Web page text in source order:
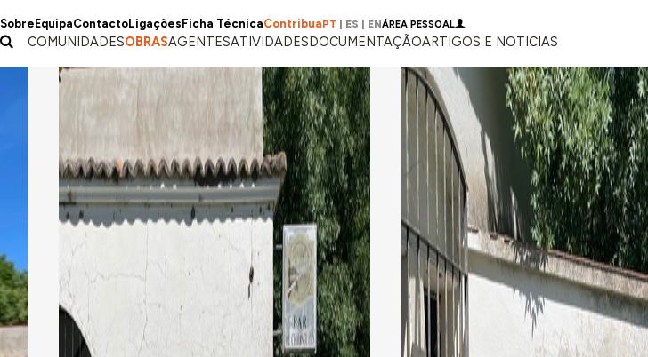
Sobre EquipaContactoLigações Ficha TécnicaContribuaPT ES ENÁREA PESSOAL
COMUNIDADESOBRASAGENTESATIVIDADESDOCUMENTAÇÃOARTIGOS E NOTICIAS